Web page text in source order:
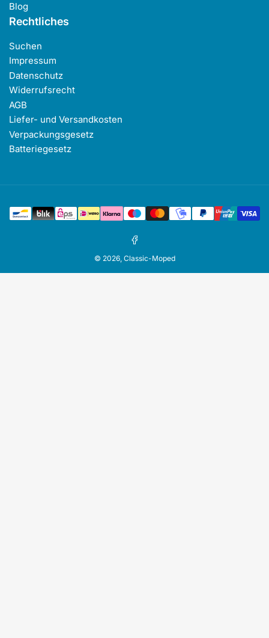
Blog
Rechtliches
Suchen
Impressum
Datenschutz
Widerrufsrecht
AGB
Liefer- und Versandkosten
Verpackungsgesetz
Batteriegesetz
Zahlungsmethoden
Facebook
© 2026, Classic-Moped